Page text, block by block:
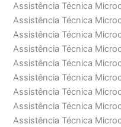
Assistência Técnica
Assistência Técnica
Assistência Técnica
Assistência Técnica
Assistência Técnica
Assistência Técnica
Assistência Técnica
Assistência Técnica
Assistência Técnica